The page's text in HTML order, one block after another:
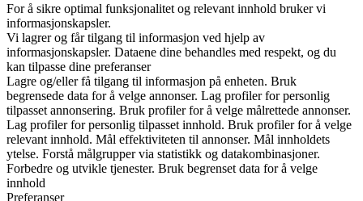
For å sikre optimal funksjonalitet og relevant innhold bruker vi
informasjonskapsler.
Vi lagrer og får tilgang til informasjon ved hjelp av
informasjonskapsler. Dataene dine behandles med respekt, og du
kan tilpasse dine preferanser
Lagre og/eller få tilgang til informasjon på enheten. Bruk
begrensede data for å velge annonser. Lag profiler for personlig
tilpasset annonsering. Bruk profiler for å velge målrettede annonser.
Lag profiler for personlig tilpasset innhold. Bruk profiler for å velge
relevant innhold. Mål effektiviteten til annonser. Mål innholdets
ytelse. Forstå målgrupper via statistikk og datakombinasjoner.
Forbedre og utvikle tjenester. Bruk begrenset data for å velge
innhold
Preferanser